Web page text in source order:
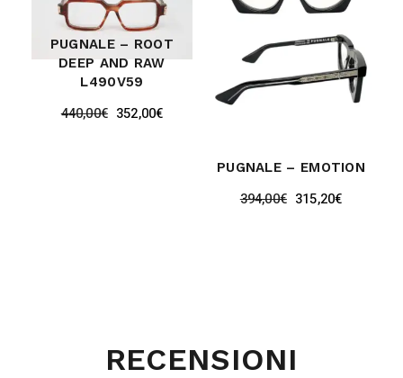
PUGNALE – ROOT
DEEP AND RAW
L490V59
440,00€ 352,00€
PUGNALE – EMOTION
394,00€ 315,20€
RECENSIONI